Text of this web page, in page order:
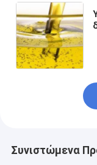
Συνιστώμενα